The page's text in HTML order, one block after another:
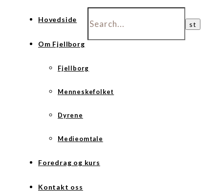
Hovedside
Om Fjellborg
Fjellborg
Menneskefolket
Dyrene
Medieomtale
Foredrag og kurs
Kontakt oss